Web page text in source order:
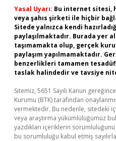
Yasal Uyarı: Bu internet sitesi,
veya şahıs şirketi ile hiçbir
Sitede yalnızca kendi
paylaşılmaktadır. Burada yer
taşımamakta olup, gerçek
paylaşım yapılmamaktadır.
benzerlikleri tamamen
taslak halindedir ve tavsiye
Sitemiz, 5651 Sayılı Kanun
Kurumu (BTK) tarafından
vermektedir. Bu nedenle, sitedeki
veya araştırma yükümlülüğümüz
yazdıkları içeriklerin
bu sorumluluğu kabul etmiş